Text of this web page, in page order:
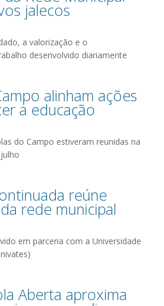
jalecos
a valorização e o
desenvolvido diariamente
alinham ações
a educação
do Campo estiveram reunidas na
reúne
rede municipal
em parceria com a Universidade
Aberta aproxima